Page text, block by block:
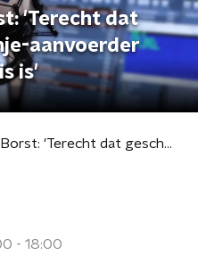
'Terecht dat
aanvoerder
is'
Stelling van Borst: 'Terecht dat geschorste Oranje-aanvoerder Van Dijk naar huis is'
- 18:00